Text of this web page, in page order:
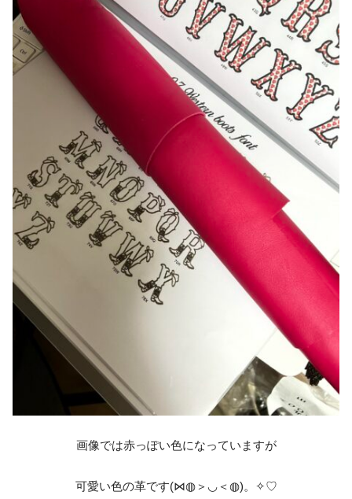
画像では赤っぽい色になっていますが
可愛い色の革です(⋈◍＞◡＜◍)。✧♡